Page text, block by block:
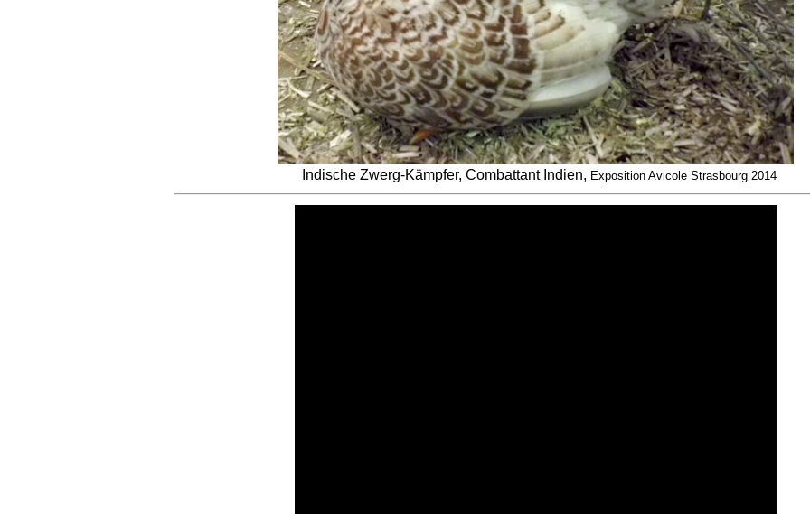
Indische Zwerg-Kämpfer, Combattant Indien, Exposition Avicole Strasbourg 2014